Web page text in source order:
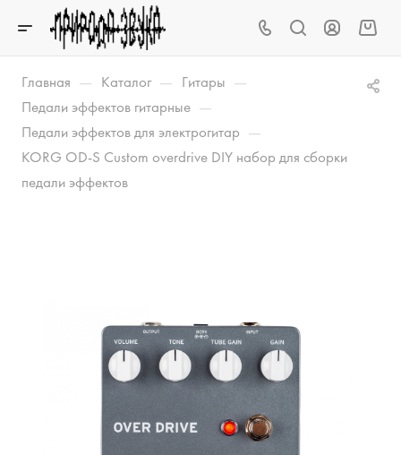
Главная — Каталог — Гитары —
Педали эффектов гитарные —
Педали эффектов для электрогитар —
KORG OD-S Custom overdrive DIY набор для сборки
педали эффектов